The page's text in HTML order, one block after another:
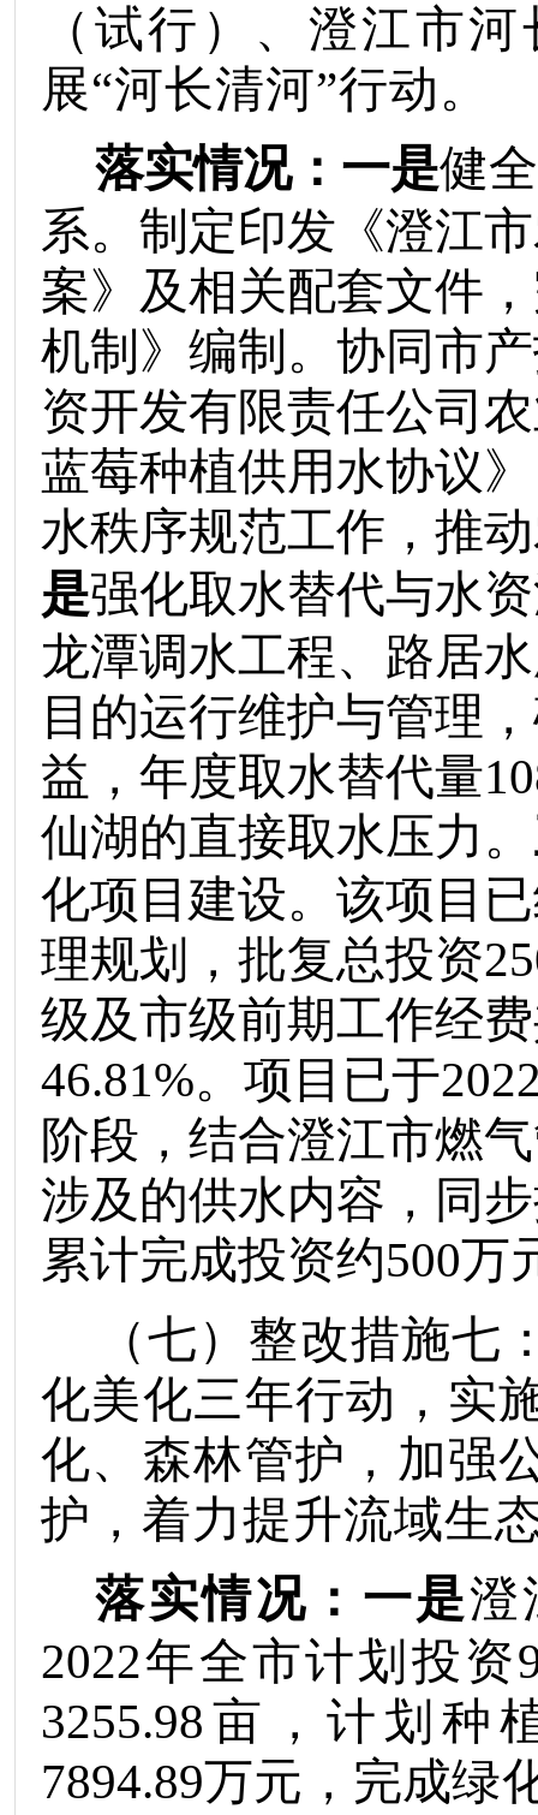
（试行） 、 澄江市河
展“河长清河”行动。
落实情况： 一是健
系。制定印发《澄江
案》及相关配套文件
机制》编制。协同市
资开发有限责任公司
蓝莓种植供用水协议
水秩序规范工作，推
是强化取水替代与水
龙潭调水工程、路居
目的运行维护与管理
益，年度取水替代量
仙湖的直接取水压力。
化项目建设。该项目
理规划，批复总投资
级及市级前期工作经
46.81%。项目已于
阶段，结合澄江市燃
涉及的供水内容，同
累计完成投资约500万
（七） 整改措施七
化美化三年行动，实
化、森林管护，加强
护，着力提升流域生
落实情况： 一是澄
2022年全市计划投资
3255.98亩，计划种
7894.89万元，完成绿